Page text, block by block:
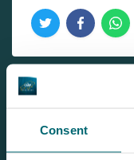
Consent
Schrijf u nu in voor